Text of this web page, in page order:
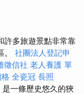
許多旅遊景點非常靠
。 社團法人登記申
徵信社 老人養護 單
全瓷冠 長照
一條歷史悠久的狹